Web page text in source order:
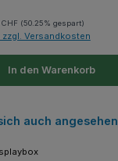
CHF (50.25% gespart)
Versandkosten
In den Warenkorb
auch angesehen